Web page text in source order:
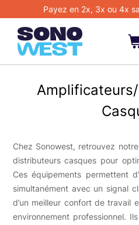
Payez en 2x, 3x ou 4x
Chez Sonowest, retrouvez
distributeurs casques pour
Ces équipements permettent
simultanément avec un signal
d’un meilleur confort de travail
environnement professionnel.